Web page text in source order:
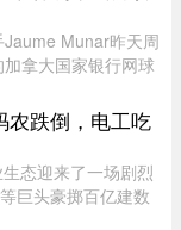
...
Munar昨天周
拿大国家银行网球
世界排名第270位
...
农跌倒，电工吃
态迎来了一场剧烈
巨头豪掷百亿建数